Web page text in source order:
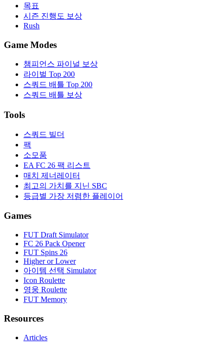
목표
시즌 진행도 보상
Rush
Game Modes
챔피언스 파이널 보상
라이벌 Top 200
스쿼드 배틀 Top 200
스쿼드 배틀 보상
Tools
스쿼드 빌더
팩
소모품
EA FC 26 팩 리스트
매치 제너레이터
최고의 가치를 지닌 SBC
등급별 가장 저렴한 플레이어
Games
FUT Draft Simulator
FC 26 Pack Opener
FUT Spins 26
Higher or Lower
아이템 선택 Simulator
Icon Roulette
영웅 Roulette
FUT Memory
Resources
Articles